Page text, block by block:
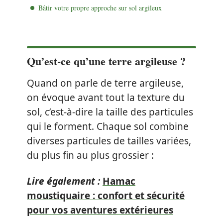
Bâtir votre propre approche sur sol argileux
Qu’est-ce qu’une terre argileuse ?
Quand on parle de terre argileuse,
on évoque avant tout la texture du
sol, c’est-à-dire la taille des particules
qui le forment. Chaque sol combine
diverses particules de tailles variées,
du plus fin au plus grossier :
Lire également : Hamac
moustiquaire : confort et sécurité
pour vos aventures extérieures